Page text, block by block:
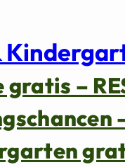
gratis –